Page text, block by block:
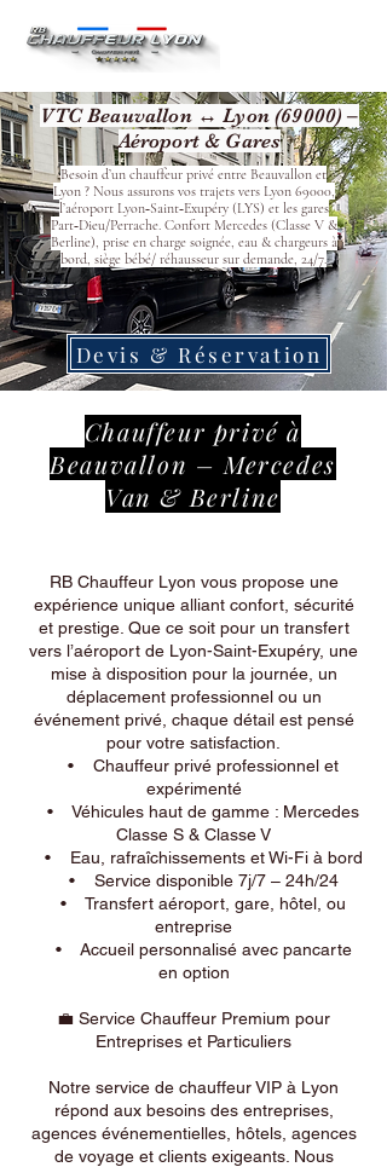
VTC Beauvallon ↔ Lyon (69000) –
Aéroport & Gares
Besoin d’un chauffeur privé entre Beauvallon et
Lyon ? Nous assurons vos trajets vers Lyon 69000,
l’aéroport Lyon‑Saint‑Exupéry (LYS) et les gares
Part‑Dieu/Perrache. Confort Mercedes (Classe V &
Berline), prise en charge soignée, eau & chargeurs à
bord, siège bébé/ réhausseur sur demande, 24/7.
Devis & Réservation
Chauffeur privé à
Beauvallon – Mercedes
Van & Berline
RB Chauffeur Lyon vous propose une
expérience unique alliant confort, sécurité
et prestige. Que ce soit pour un transfert
vers l’aéroport de Lyon-Saint-Exupéry, une
mise à disposition pour la journée, un
déplacement professionnel ou un
événement privé, chaque détail est pensé
pour votre satisfaction.
• Chauffeur privé professionnel et
expérimenté
• Véhicules haut de gamme : Mercedes
Classe S & Classe V
• Eau, rafraîchissements et Wi-Fi à bord
• Service disponible 7j/7 – 24h/24
• Transfert aéroport, gare, hôtel, ou
entreprise
• Accueil personnalisé avec pancarte
en option
💼 Service Chauffeur Premium pour
Entreprises et Particuliers
Notre service de chauffeur VIP à Lyon
répond aux besoins des entreprises,
agences événementielles, hôtels, agences
de voyage et clients exigeants. Nous